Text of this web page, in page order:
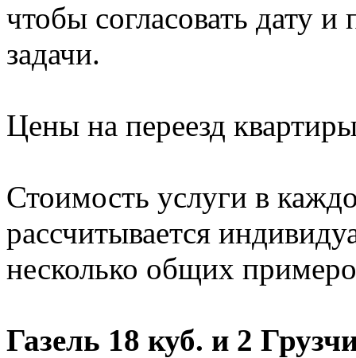
чтобы согласовать дату
задачи.
Цены на переезд
Стоимость услуги в
рассчитывается
несколько общих
Газель 18 куб. и 2